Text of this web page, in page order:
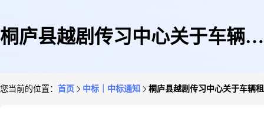
桐庐县越剧传习中心关于车辆租
您当前的位置： 首页 中标｜中标通知 桐庐县越剧传习中心关于车辆